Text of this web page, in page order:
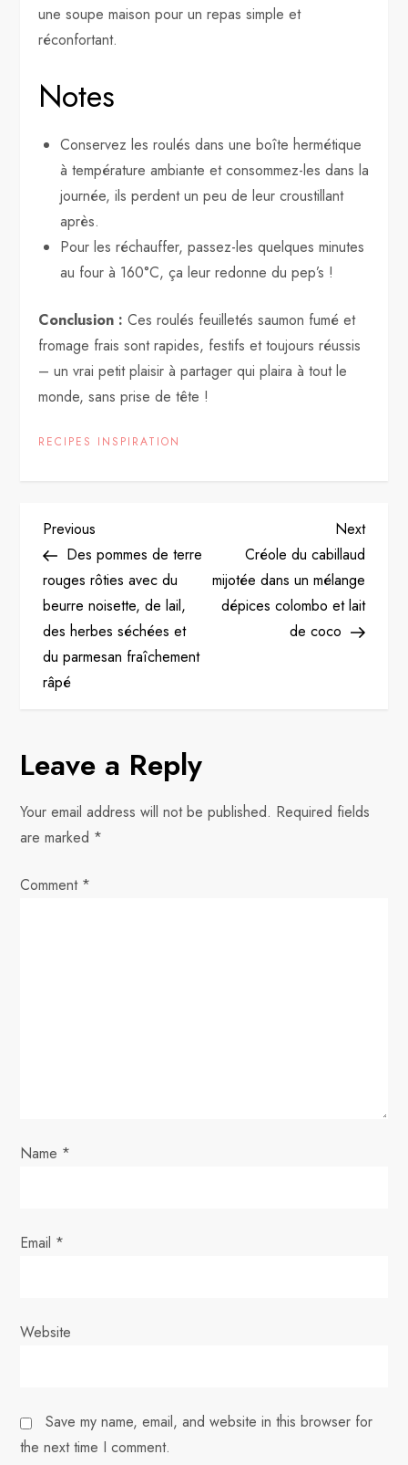
une soupe maison pour un repas simple et
réconfortant.
Notes
Conservez les roulés dans une boîte hermétique
à température ambiante et consommez-les dans la
journée, ils perdent un peu de leur croustillant
après.
Pour les réchauffer, passez-les quelques minutes
au four à 160°C, ça leur redonne du pep’s !
Conclusion : Ces roulés feuilletés saumon fumé et
fromage frais sont rapides, festifs et toujours réussis
– un vrai petit plaisir à partager qui plaira à tout le
monde, sans prise de tête !
RECIPES INSPIRATION
P
o
s
t
a
i
g
Previous
Post
Previous
Des pommes de terre
rouges rôties avec du
beurre noisette, de lail,
des herbes séchées et
du parmesan fraîchement
râpé
Next
Post
Next
Créole du cabillaud
mijotée dans un mélange
dépices colombo et lait
de coco
Leave a Reply
Your email address will not be published. Required fields
are marked *
Comment *
Name *
Email *
Website
Save my name, email, and website in this browser for
the next time I comment.